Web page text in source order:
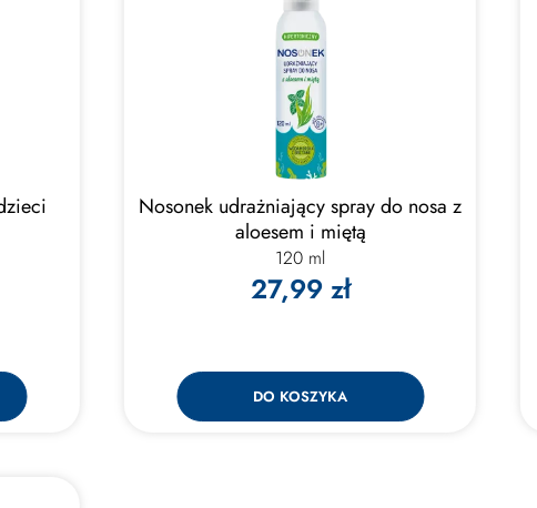
Nosonek udrażniający spray do nosa z
aloesem i miętą
120 ml
27,99 zł
DO KOSZYKA